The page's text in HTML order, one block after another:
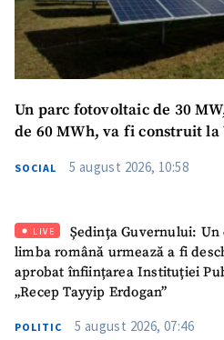
Un parc fotovoltaic de 30
de 60 MWh, va fi construit la
SOCIAL 5 august 2026, 10:58
LIVE
Ședința Guvernului:
limba română urmează a fi
aprobat înființarea Instituției
„Recep Tayyip Erdogan”
POLITIC 5 august 2026, 07:46